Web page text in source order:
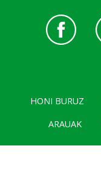
HONI BURUZ
ARAUAK